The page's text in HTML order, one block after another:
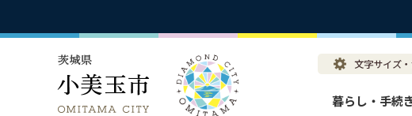
暮らし・手続